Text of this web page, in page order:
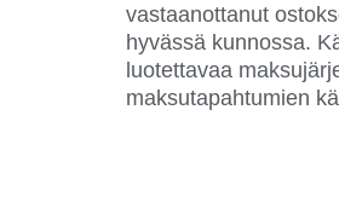
vastaanottanut
hyvässä kunnossa.
luotettavaa
maksutapahtumien